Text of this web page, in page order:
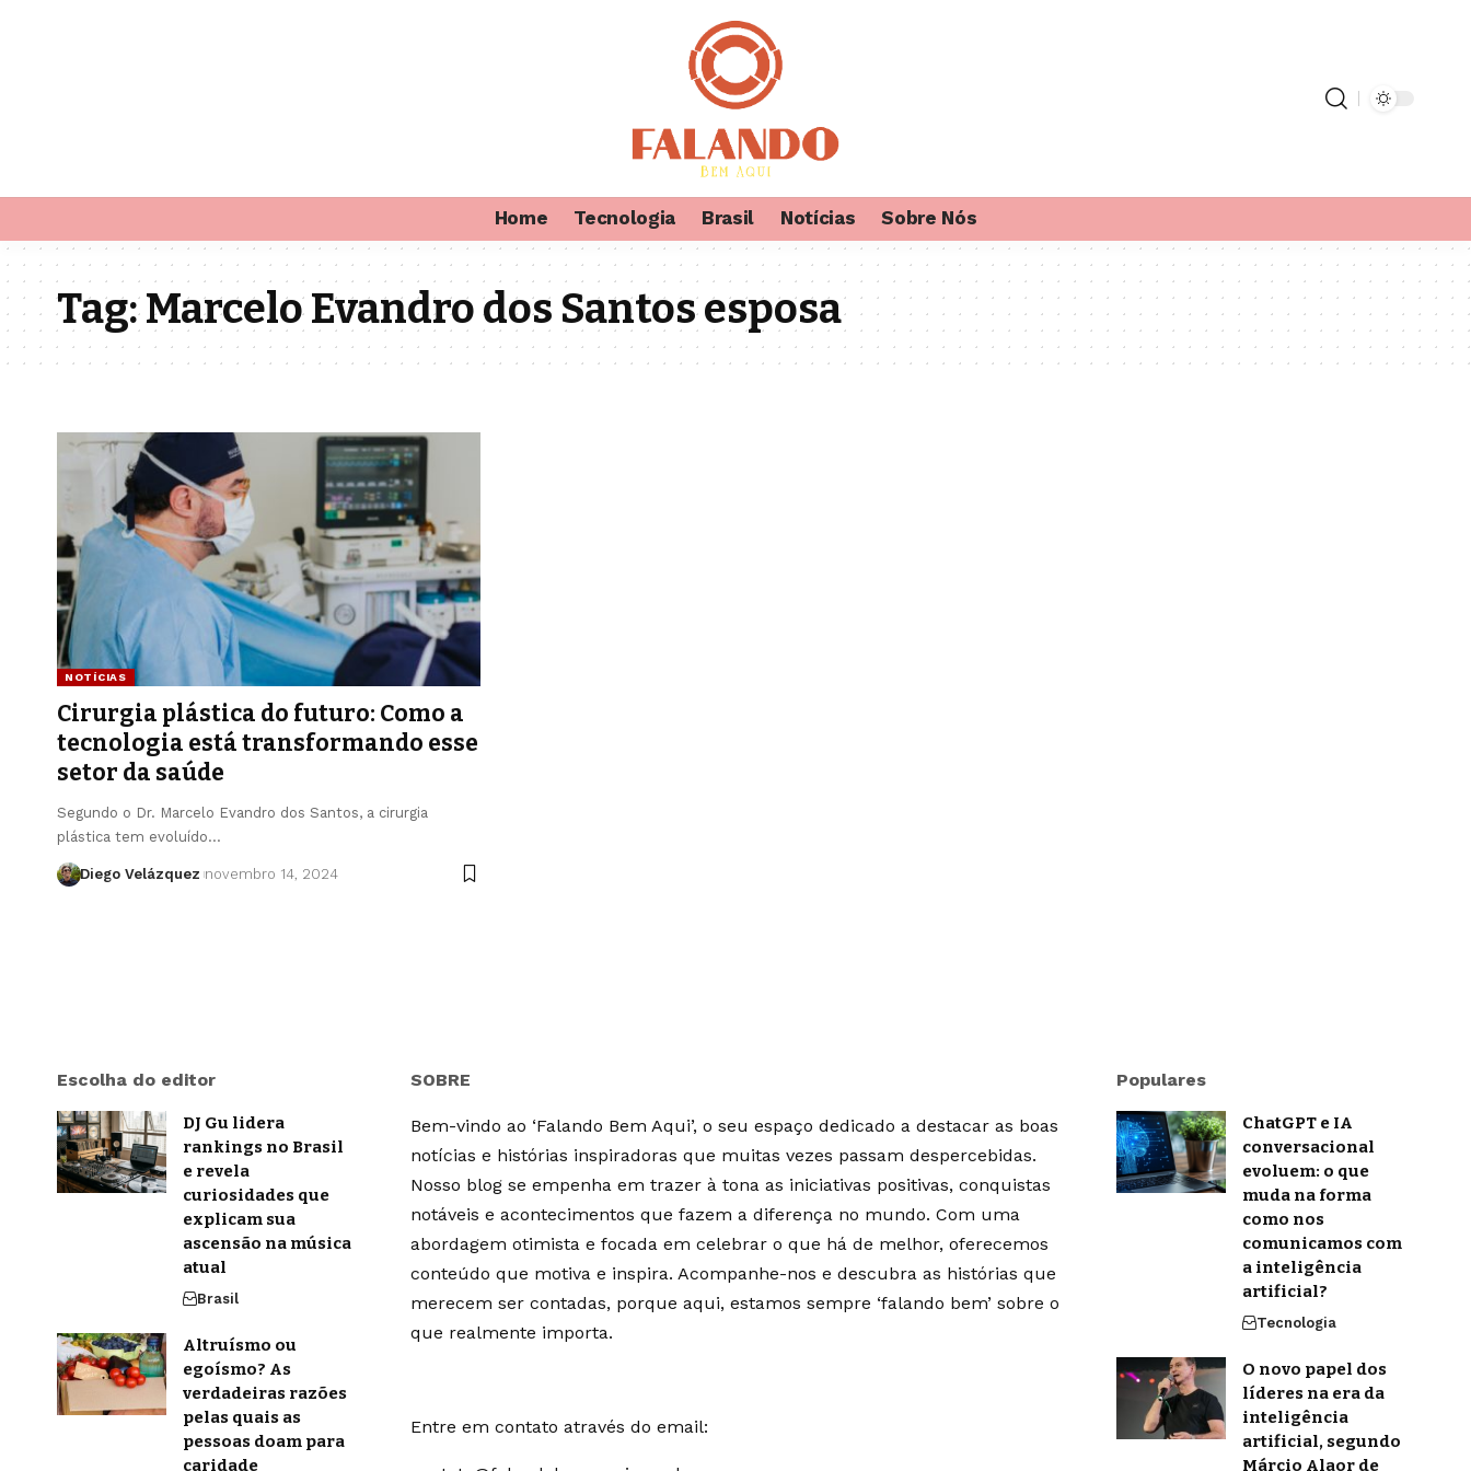
Home Tecnologia Brasil Notícias Sobre Nós
Tag:Marcelo Evandro dos Santos esposa
NOTÍCIAS
Cirurgia plástica do futuro: Como a
tecnologia está transformando esse
setor da saúde
Segundo o Dr. Marcelo Evandro dos Santos, a cirurgia
plástica tem evoluído…
Diego Velázquez novembro 14, 2024
Escolha do editor
DJ Gu lidera
rankings no Brasil
e revela
curiosidades que
explicam sua
ascensão na música
atual
Brasil
Altruísmo ou
egoísmo? As
verdadeiras razões
pelas quais as
pessoas doam para
caridade
SOBRE
Bem-vindo ao ‘Falando Bem Aqui’, o seu espaço dedicado a destacar as boas
notícias e histórias inspiradoras que muitas vezes passam despercebidas.
Nosso blog se empenha em trazer à tona as iniciativas positivas, conquistas
notáveis e acontecimentos que fazem a diferença no mundo. Com uma
abordagem otimista e focada em celebrar o que há de melhor, oferecemos
conteúdo que motiva e inspira. Acompanhe-nos e descubra as histórias que
merecem ser contadas, porque aqui, estamos sempre ‘falando bem’ sobre o
que realmente importa.
Entre em contato através do email:
Populares
ChatGPT e IA
conversacional
evoluem: o que
muda na forma
como nos
comunicamos com
a inteligência
artificial?
Tecnologia
O novo papel dos
líderes na era da
inteligência
artificial, segundo
Márcio Alaor de